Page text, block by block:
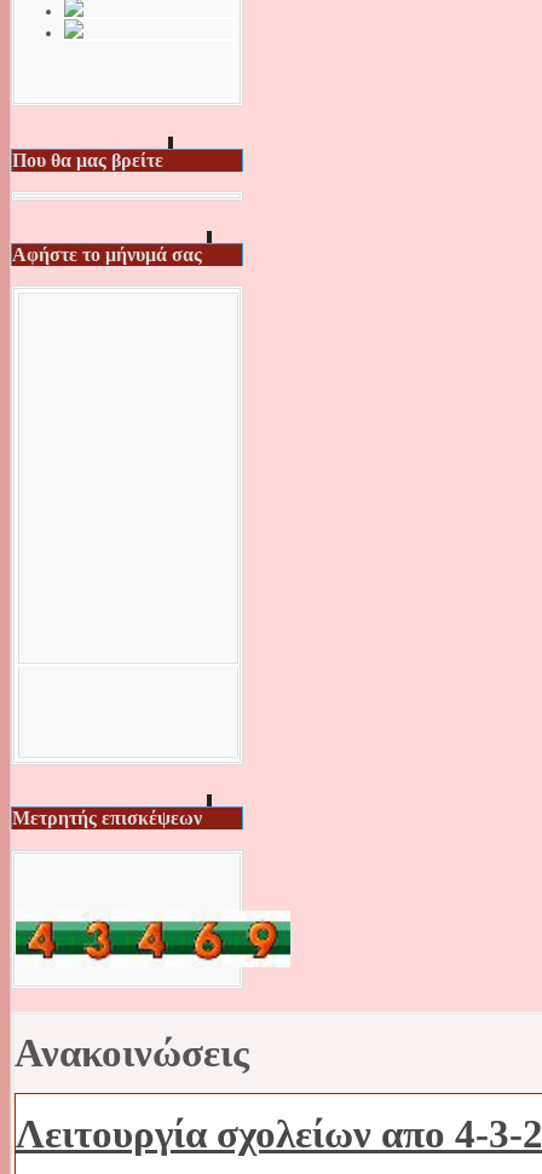
Που θα μας βρείτε
Αφήστε το μήνυμά σας
Μετρητής επισκέψεων
Ανακοινώσεις
Λειτουργία σχολείων απο 4-3-